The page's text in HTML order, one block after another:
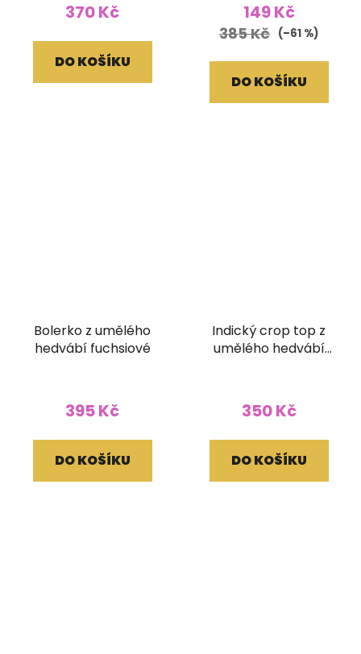
370 Kč
DO KOŠÍKU
149 Kč
385 Kč (–61 %)
DO KOŠÍKU
Bolerko z umělého
hedvábí fuchsiové
395 Kč
DO KOŠÍKU
Indický crop top z
umělého hedvábí
350 Kč
DO KOŠÍKU